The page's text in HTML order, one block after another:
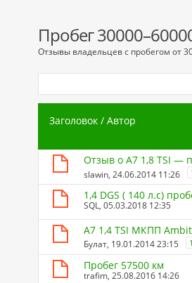
Пробег
Отзывы владельцев с пробегом от
Заголовок/ Автор
Отзыв о A7 1,8 TSI —
slawin, 24.06.2014 11:26
1,4 DGS ( 140 л.с)
SQL, 05.03.2018 12:35
A7 1,4 TSI МКПП
Булат, 19.01.2014 23:15 1
Пробег 57500 км
trafim, 25.08.2016 14:26